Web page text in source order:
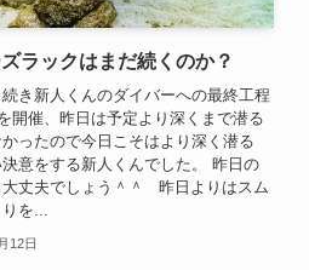
ラックはまだ続くのか？
き新人くんのダイバーへの最終工程
開催、昨日は予定より深くまで潜る
ったので今日こそはより深く潜る
意をする新人くんでした。 昨日の
大丈夫でしょう＾＾ 昨日よりはスム
を...
12日